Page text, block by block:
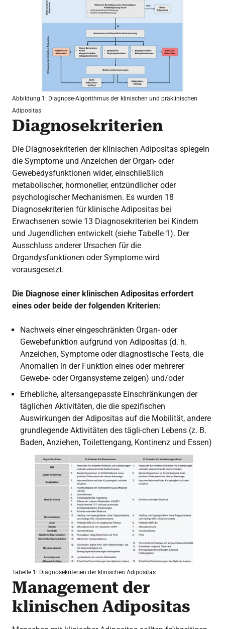
Abbildung 1: Diagnose-Algorithmus der klinischen und präklinischen
Adipositas
Diagnosekriterien
Die Diagnosekriterien der klinischen Adipositas spiegeln
die Symptome und Anzeichen der Organ- oder
Gewebedysfunktionen wider, einschließlich
metabolischer, hormoneller, entzündlicher oder
psychologischer Mechanismen. Es wurden 18
Diagnosekriterien für klinische Adipositas bei
Erwachsenen sowie 13 Diagnosekriterien bei Kindern
und Jugendlichen entwickelt (siehe Tabelle 1). Der
Ausschluss anderer Ursachen für die
Organdysfunktionen oder Symptome wird
vorausgesetzt.
Die Diagnose einer klinischen Adipositas erfordert
eines oder beide der folgenden Kriterien:
Nachweis einer eingeschränkten Organ- oder
Gewebefunktion aufgrund von Adipositas (d. h.
Anzeichen, Symptome oder diagnostische Tests, die
Anomalien in der Funktion eines oder mehrerer
Gewebe- oder Organsysteme zeigen) und/oder
Erhebliche, altersangepasste Einschränkungen der
täglichen Aktivitäten, die die spezifischen
Auswirkungen der Adipositas auf die Mobilität, andere
grundlegende Aktivitäten des tägli-chen Lebens (z. B.
Baden, Anziehen, Toilettengang, Kontinenz und Essen)
Tabelle 1: Diagnosekriterien der klinischen Adipositas
Management der
klinischen Adipositas